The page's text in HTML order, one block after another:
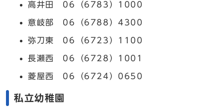
高井田 06（6783）1000
意岐部 06（6788）4300
弥刀東 06（6723）1100
長瀬西 06（6728）1001
菱屋西 06（6724）0650
私立幼稚園